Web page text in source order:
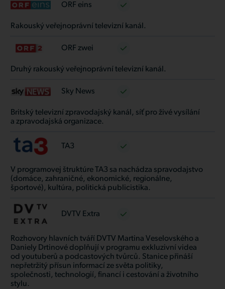
ORF eins
Rakouský veřejnoprávní televizní kanál.
ORF zwei
Druhý rakouský veřejnoprávní televizní kanál.
Sky News
Britský televizní zpravodajský kanál, síť pro živé vysílání
a zpravodajská organizace.
TA3
V programovej štruktúre TA3 sa nachádza spravodajstvo
(domáce, zahraničné, ekonomické, regionálne,
športové), kultúra, politická publicistika.
DVTV Extra
Rozhovory hlavních tváří DVTV Martina Veselovského a
Daniely Drtinové doplňují v programu exkluzivní videa
od youtuberů a podcastových tvůrců. Stanice přináší
nepřetržitý přísun informací ze světa politiky,
společnosti, technologií, financí i cestování a životního
stylu.